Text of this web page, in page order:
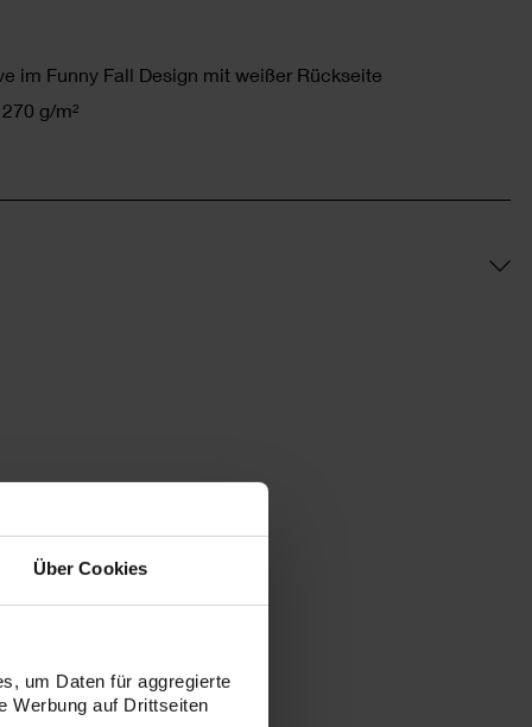
Über Cookies
um Daten für aggregierte
Werbung auf Drittseiten
im Funny Fall Design mit weißer Rückseite
g/m²